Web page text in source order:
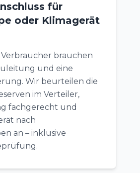
für
oder Klimagerät
brauchen
und eine
Wir beurteilen die
im Verteiler,
fachgerecht und
nach
an – inklusive